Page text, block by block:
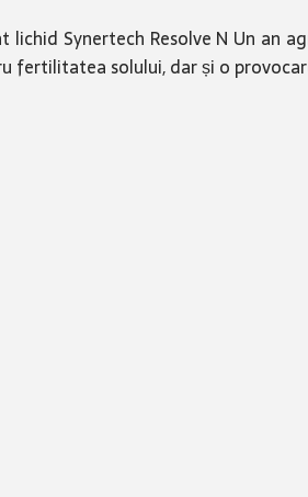
Synertech Resolve N Un an
fertilitatea solului, dar și o